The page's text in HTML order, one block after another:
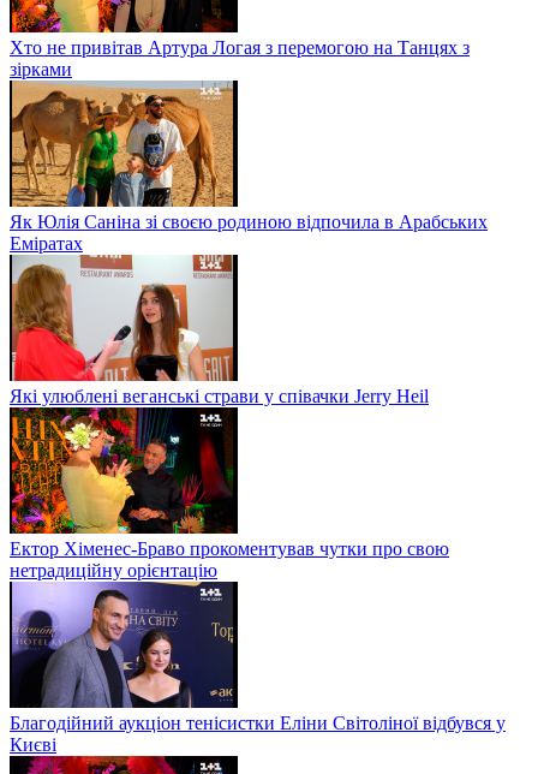
Хто не привітав Артура Логая з перемогою на Танцях з
зірками
Як Юлія Саніна зі своєю родиною відпочила в Арабських
Еміратах
Які улюблені веганські страви у співачки Jerry Heil
Ектор Хіменес-Браво прокоментував чутки про свою
нетрадиційну орієнтацію
Благодійний аукціон тенісистки Еліни Світоліної відбувся у
Києві